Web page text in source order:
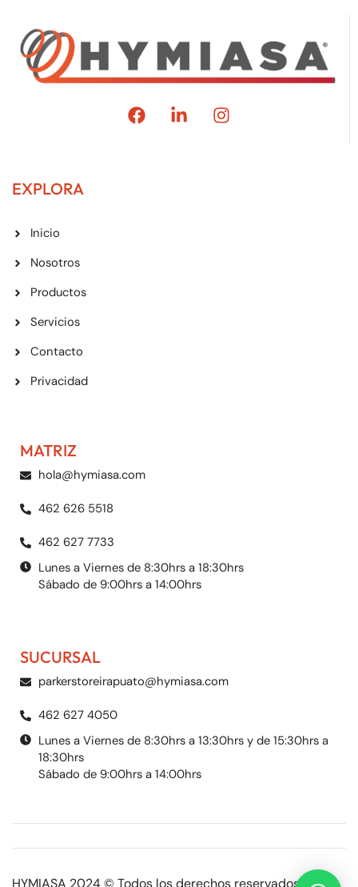
EXPLORA
Inicio
Nosotros
Productos
Servicios
Contacto
Privacidad
MATRIZ
hola@hymiasa.com
462 626 5518
462 627 7733
Lunes a Viernes de 8:30hrs a 18:30hrs
Sábado de 9:00hrs a 14:00hrs
SUCURSAL
parkerstoreirapuato@hymiasa.com
462 627 4050
Lunes a Viernes de 8:30hrs a 13:30hrs y de 15:30hrs a
18:30hrs
Sábado de 9:00hrs a 14:00hrs
HYMIASA 2024 © Todos los derechos reservados |